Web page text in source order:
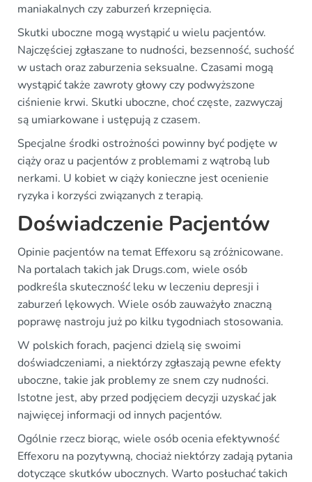
maniakalnych czy zaburzeń krzepnięcia.
Skutki uboczne mogą wystąpić u wielu pacjentów.
Najczęściej zgłaszane to nudności, bezsenność, suchość
w ustach oraz zaburzenia seksualne. Czasami mogą
wystąpić także zawroty głowy czy podwyższone
ciśnienie krwi. Skutki uboczne, choć częste, zazwyczaj
są umiarkowane i ustępują z czasem.
Specjalne środki ostrożności powinny być podjęte w
ciąży oraz u pacjentów z problemami z wątrobą lub
nerkami. U kobiet w ciąży konieczne jest ocenienie
ryzyka i korzyści związanych z terapią.
Doświadczenie Pacjentów
Opinie pacjentów na temat Effexoru są zróżnicowane.
Na portalach takich jak Drugs.com, wiele osób
podkreśla skuteczność leku w leczeniu depresji i
zaburzeń lękowych. Wiele osób zauważyło znaczną
poprawę nastroju już po kilku tygodniach stosowania.
W polskich forach, pacjenci dzielą się swoimi
doświadczeniami, a niektórzy zgłaszają pewne efekty
uboczne, takie jak problemy ze snem czy nudności.
Istotne jest, aby przed podjęciem decyzji uzyskać jak
najwięcej informacji od innych pacjentów.
Ogólnie rzecz biorąc, wiele osób ocenia efektywność
Effexoru na pozytywną, chociaż niektórzy zadają pytania
dotyczące skutków ubocznych. Warto posłuchać takich